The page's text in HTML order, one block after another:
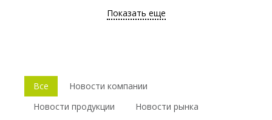
Показать еще
Все
Новости компании
Новости продукции
Новости рынка